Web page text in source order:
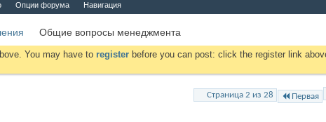
Опции форума Навигация
Общие вопросы менеджмента
You may have to register before you can post: click the register link
Страница 2 из 28 Первая